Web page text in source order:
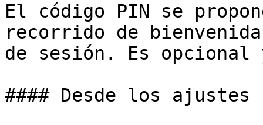
El código PIN se
recorrido de
de sesión. Es
#### Desde los ajustes